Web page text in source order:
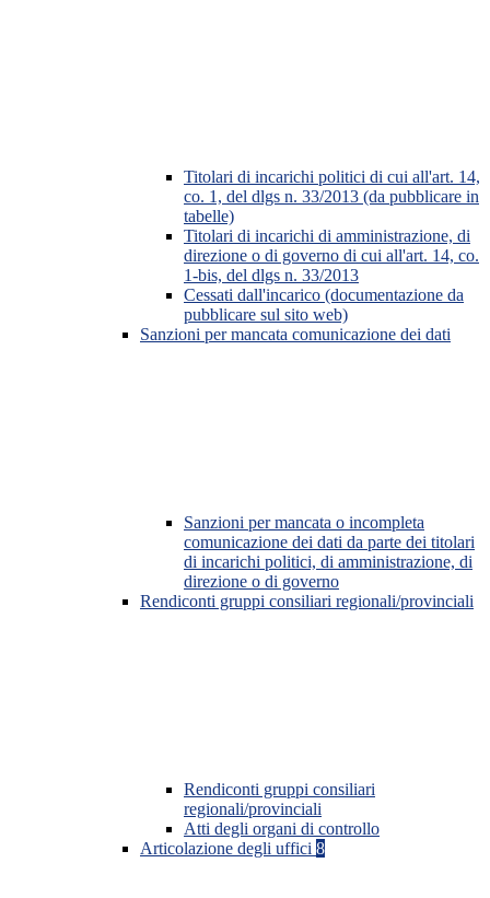
Titolari di incarichi politici di cui all'art. 14,
co. 1, del dlgs n. 33/2013 (da pubblicare in
tabelle)
Titolari di incarichi di amministrazione, di
direzione o di governo di cui all'art. 14, co.
1-bis, del dlgs n. 33/2013
Cessati dall'incarico (documentazione da
pubblicare sul sito web)
Sanzioni per mancata comunicazione dei dati
Sanzioni per mancata o incompleta
comunicazione dei dati da parte dei titolari
di incarichi politici, di amministrazione, di
direzione o di governo
Rendiconti gruppi consiliari regionali/provinciali
Rendiconti gruppi consiliari
regionali/provinciali
Atti degli organi di controllo
Articolazione degli uffici 8